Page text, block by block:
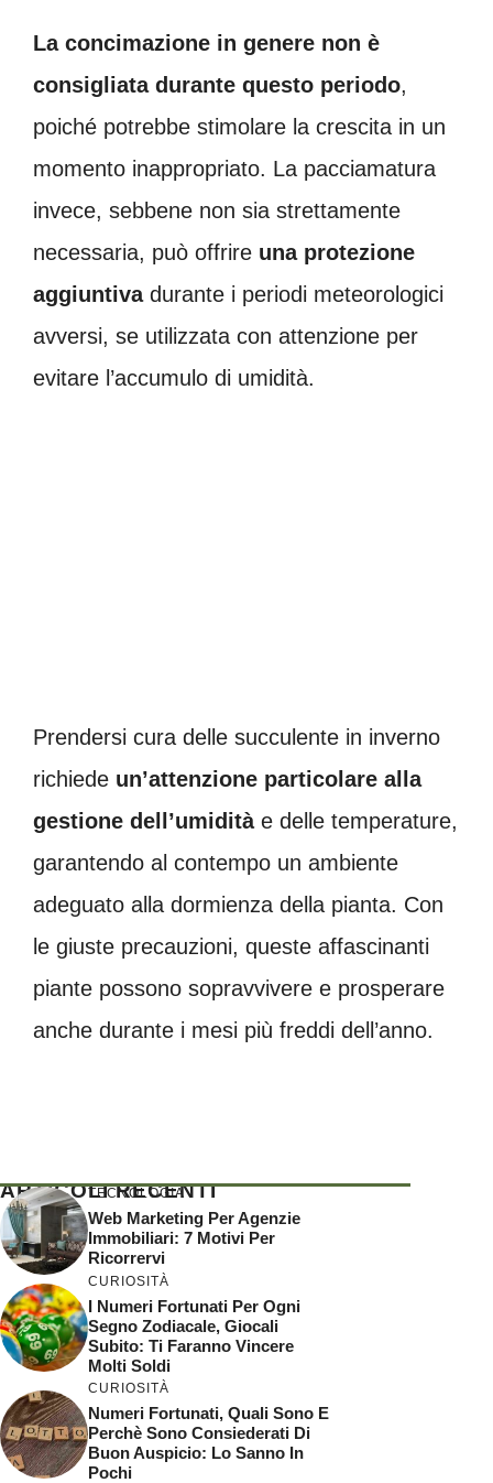
La concimazione in genere non è
consigliata durante questo periodo,
poiché potrebbe stimolare la crescita in un
momento inappropriato. La pacciamatura
invece, sebbene non sia strettamente
necessaria, può offrire una protezione
aggiuntivadurante i periodi meteorologici
avversi, se utilizzata con attenzione per
evitare l’accumulo di umidità.
Prendersi cura delle succulente in inverno
richiede un’attenzione particolare alla
gestione dell’umiditàe delle temperature,
garantendo al contempo un ambiente
adeguato alla dormienza della pianta. Con
le giuste precauzioni, queste affascinanti
piante possono sopravvivere e prosperare
anche durante i mesi più freddi dell’anno.
ARTICOLI RECENTI
TECNOLOGIA
Web Marketing Per Agenzie
Immobiliari: 7 Motivi Per
Ricorrervi
CURIOSITÀ
I Numeri Fortunati Per Ogni
Segno Zodiacale, Giocali
Subito: Ti Faranno Vincere
Molti Soldi
CURIOSITÀ
Numeri Fortunati, Quali Sono E
Perchè Sono Consiederati Di
Buon Auspicio: Lo Sanno In
Pochi